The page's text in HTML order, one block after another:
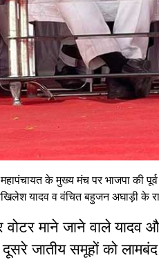
के मुख्य मंच पर भाजपा की
यादव व वंचित बहुजन अघाड़ी के
वोटर माने जाने वाले
जातीय समूहों को